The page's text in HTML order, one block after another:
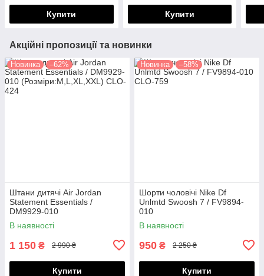
Купити Купити
Акційні пропозиції та новинки
Новинка –62%
Штани дитячі Air Jordan
Statement Essentials /
DM9929-010
(Розміри:M,L,XL,XXL)
В наявності
1 150 ₴ 2 990 ₴
Купити
Новинка –58%
Шорти чоловічі Nike Df
Unlmtd Swoosh 7 / FV9894-
010
В наявності
950 ₴ 2 250 ₴
Купити